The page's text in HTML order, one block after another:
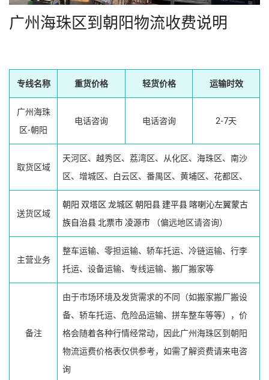
广州海珠区到朝阳物流收费说明
专线名称 重货价格 轻货价格 运输时效
广州海珠
区-朝阳
电话咨询 电话咨询 2-7天
取货区域
天河区、越秀区、荔湾区、从化区、海珠区、南沙
区、增城区、白云区、番禺区、黄埔区、花都区、
送货区域
朝阳 双塔区 龙城区 朝阳县 建平县 喀喇沁左翼蒙古
族自治县北票市 凌源市 （偏远地区请咨询）
主营业务
整车运输、零担运输、轿车托运、冷链运输、行李
托运、设备运输、专线运输、搬厂搬家等
备注
由于市场环境及发货需求的不同（如搬家搬厂搬设
备、轿车托运、危险品运输、拼车整车等等），价
格会随着各种行情经常动，因此广州海珠区到朝阳
物流运费价格表仅供参考，如需了解资费请来电咨
询